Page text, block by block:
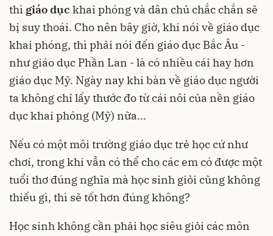
thì giáo dục khai phóng và dân chủ chắc chắn sẽ
bị suy thoái. Cho nên bây giờ, khi nói về giáo dục
khai phóng, thì phải nói đến giáo dục Bắc Âu -
như giáo dục Phần Lan - là có nhiều cái hay hơn
giáo dục Mỹ. Ngày nay khi bàn về giáo dục người
ta không chỉ lấy thước đo từ cái nôi của nền giáo
dục khai phóng (Mỹ) nữa...
Nếu có một môi trường giáo dục trẻ học cứ như
chơi, trong khi vẫn có thể cho các em có được một
tuổi thơ đúng nghĩa mà học sinh giỏi cũng không
thiếu gì, thì sẽ tốt hơn đúng không?
Học sinh không cần phải học siêu giỏi các môn